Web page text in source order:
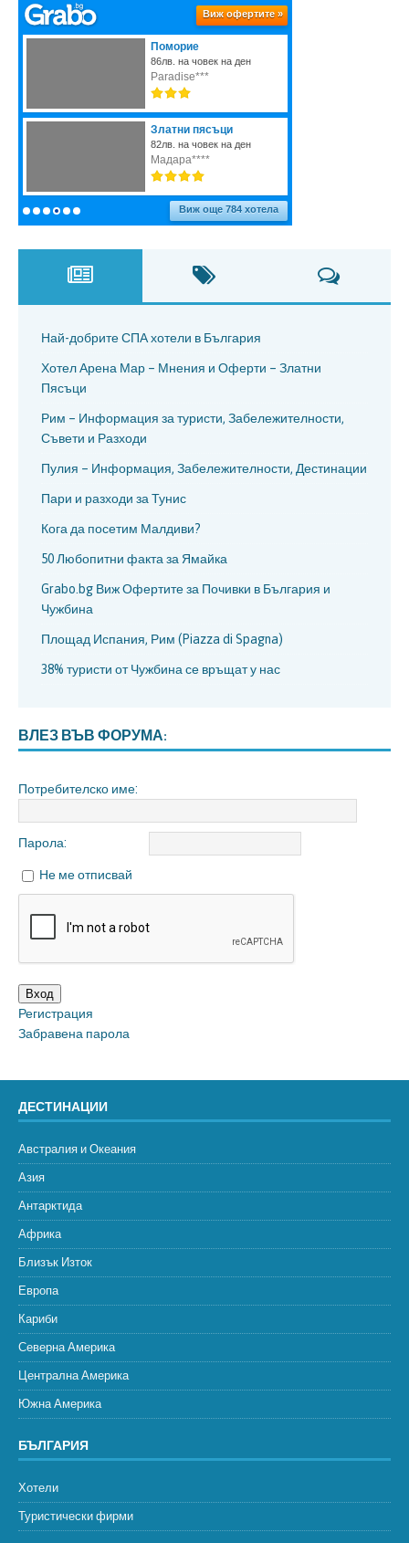
Най-добрите СПА хотели в България
Хотел Арена Мар – Мнения и Оферти – Златни
Пясъци
Рим – Информация за туристи, Забележителности,
Съвети и Разходи
Пулия – Информация, Забележителности, Дестинации
Пари и разходи за Тунис
Кога да посетим Малдиви?
50 Любопитни факта за Ямайка
Grabo.bg Виж Офертите за Почивки в България и
Чужбина
Площад Испания, Рим (Piazza di Spagna)
38% туристи от Чужбина се връщат у нас
ВЛЕЗ ВЪВ ФОРУМА:
Потребителско име:
Парола:
Не ме отписвай
Вход
Регистрация
Забравена парола
ДЕСТИНАЦИИ
Австралия и Океания
Азия
Антарктида
Африка
Близък Изток
Европа
Кариби
Северна Америка
Централна Америка
Южна Америка
БЪЛГАРИЯ
Хотели
Туристически фирми